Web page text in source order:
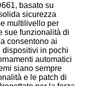
basato su
sicurezza
multilivello per
sue funzionalità di
consentono ai
dispositivi in ​​pochi
automatici
siano sempre
e le patch di